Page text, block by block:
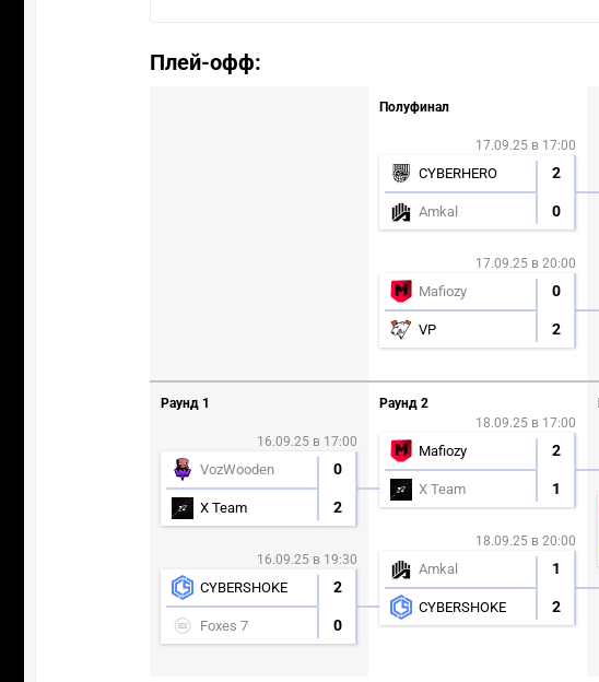
Плей-офф:
Полуфинал
17.09.25 в 17:00
CYBERHERO 2
Amkal 0
17.09.25 в 20:00
Mafiozy 0
VP 2
Раунд 1
16.09.25 в 17:00
VozWooden 0
X Team 2
16.09.25 в 19:30
CYBERSHOKE 2
Foxes 7 0
Раунд 2
18.09.25 в 17:00
Mafiozy 2
X Team 1
18.09.25 в 20:00
Amkal 1
CYBERSHOKE 2
ПЕРЕЙТИ